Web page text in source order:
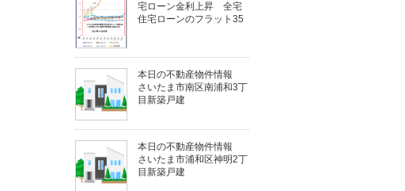
宅ローン金利上昇 全宅
住宅ローンのフラット35
本日の不動産物件情報
さいたま市南区南浦和3丁
目新築戸建
本日の不動産物件情報
さいたま市浦和区神明2丁
目新築戸建